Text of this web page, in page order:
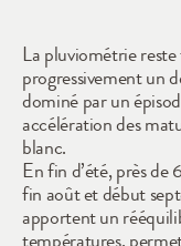
La pluviométrie
progressivement un
dominé par un
accélération des
blanc.
En fin d’été, près
fin août et début
apportent un